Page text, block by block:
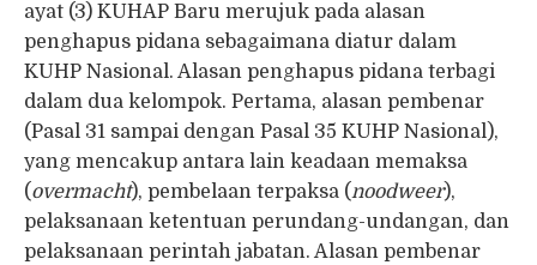
ayat (3) KUHAP Baru merujuk pada alasan
penghapus pidana sebagaimana diatur dalam
KUHP Nasional. Alasan penghapus pidana terbagi
dalam dua kelompok. Pertama, alasan pembenar
(Pasal 31 sampai dengan Pasal 35 KUHP Nasional),
yang mencakup antara lain keadaan memaksa
(overmacht), pembelaan terpaksa (noodweer),
pelaksanaan ketentuan perundang-undangan, dan
pelaksanaan perintah jabatan. Alasan pembenar